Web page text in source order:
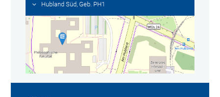
Hubland Süd, Geb. PH1